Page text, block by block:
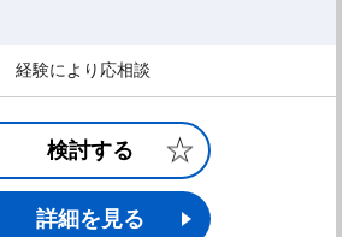
経験により応相談
検討する
詳細を見る